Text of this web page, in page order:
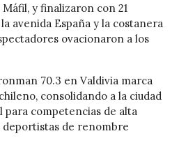
y finalizaron con 21
avenida España y la costanera
ovacionaron a los
70.3 en Valdivia marca
consolidando a la ciudad
para competencias de alta
de renombre